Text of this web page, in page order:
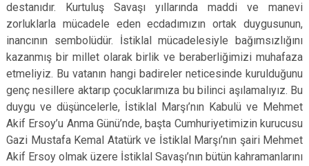
destanıdır. Kurtuluş Savaşı yıllarında maddi ve manevi
zorluklarla mücadele eden ecdadımızın ortak duygusunun,
inancının sembolüdür. İstiklal mücadelesiyle bağımsızlığını
kazanmış bir millet olarak birlik ve beraberliğimizi muhafaza
etmeliyiz. Bu vatanın hangi badireler neticesinde kurulduğunu
genç nesillere aktarıp çocuklarımıza bu bilinci aşılamalıyız. Bu
duygu ve düşüncelerle, İstiklal Marşı’nın Kabulü ve Mehmet
Akif Ersoy’u Anma Günü’nde, başta Cumhuriyetimizin kurucusu
Gazi Mustafa Kemal Atatürk ve İstiklal Marşı’nın şairi Mehmet
Akif Ersoy olmak üzere İstiklal Savaşı’nın bütün kahramanlarını